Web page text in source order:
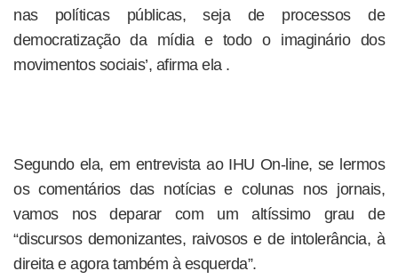
nas políticas públicas, seja de processos de
democratização da mídia e todo o imaginário dos
movimentos sociais’, afirma ela .
Segundo ela, em entrevista ao IHU On-line, se lermos
os comentários das notícias e colunas nos jornais,
vamos nos deparar com um altíssimo grau de
“discursos demonizantes, raivosos e de intolerância, à
direita e agora também à esquerda”.